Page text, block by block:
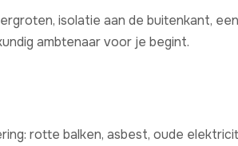
isolatie aan de buitenkant, een
ambtenaar voor je begint.
rotte balken, asbest, oude